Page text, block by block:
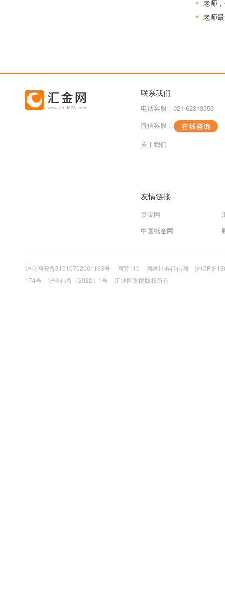
老师
老师
联系我们
电话客服：021-62313553
微信客服：
关于我们
友情链接
黄金网
中国纸金网
沪公网安备31010702001133号 网警110 网络社会征信网
沪ICP备
174号
沪金信备〔2022〕1号 汇通网集团版权所有